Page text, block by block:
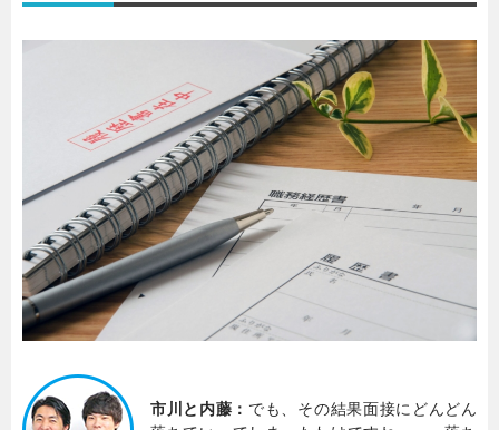
市川と内藤： でも、その結果面接にどんどん